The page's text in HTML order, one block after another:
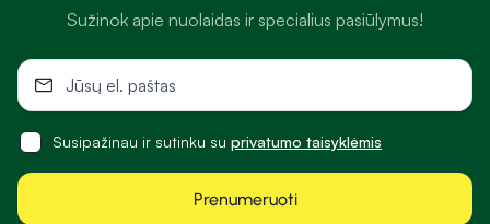
Sužinok apie nuolaidas ir specialius pasiūlymus!
Susipažinau ir sutinku su privatumo taisyklėmis
Prenumeruoti